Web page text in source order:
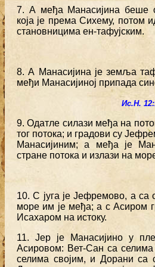
7. А међа Манасијина беше
која је према Сихему, потом
становницима ен-тафујским.
8. А Манасијина је земља
међи Манасијиној припада
Ис.Н.
9. Одатле силази међа на
тог потока; и градови су
Манасијиним; а међа је
стране потока и излази на
10. С југа је Јефремово, а са
море им је међа; а с Асиром
Исахаром на истоку.
11. Јер је Манасијино у
Асировом: Вет-Сан са
селима својим, и Дорани са